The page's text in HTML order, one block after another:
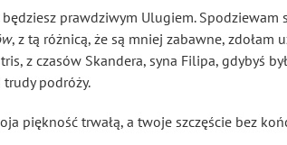
prawdziwym Ulugiem. Spodziewam
, z tą różnicą, że są mniej zabawne, zdołam
, z czasów Skandera, syna Filipa, gdybyś
podróży.
piękność trwałą, a twoje szczęście bez